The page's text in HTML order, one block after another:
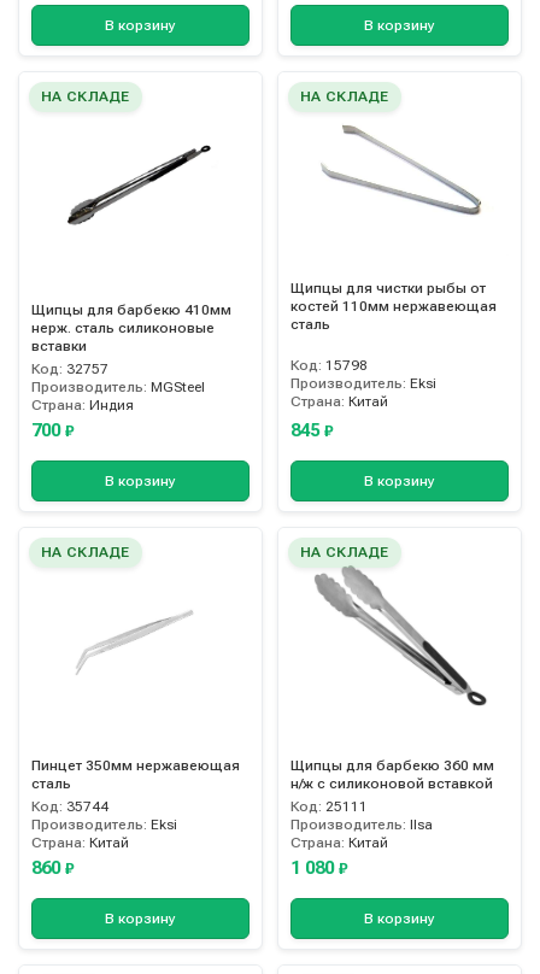
В корзину В корзину
НА СКЛАДЕ
Щипцы для барбекю 410мм
нерж. сталь силиконовые
вставки
Код: 32757
Производитель: MGSteel
Страна: Индия
700 ₽
В корзину
НА СКЛАДЕ
Щипцы для чистки рыбы от
костей 110мм нержавеющая
сталь
Код: 15798
Производитель: Eksi
Страна: Китай
845 ₽
В корзину
НА СКЛАДЕ
Пинцет 350мм нержавеющая
сталь
Код: 35744
Производитель: Eksi
Страна: Китай
860 ₽
В корзину
НА СКЛАДЕ
Щипцы для барбекю 360 мм
н/ж с силиконовой вставкой
Код: 25111
Производитель: Ilsa
Страна: Китай
1 080 ₽
В корзину